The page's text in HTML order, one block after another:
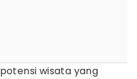
wisata yang